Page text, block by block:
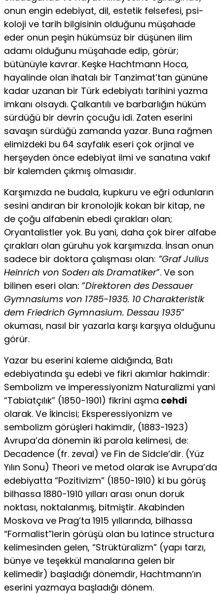
onun engin edebiyat, dil, estetik felsefesi, psi­
koloji ve tarih bilgisinin olduğunu müşahade
eder onun peşin hü­kümsüz bir düşünen ilim
adamı olduğunu müşahade edip, görür;
bütünüyle kavrar. Keşke Hachtmann Hoca,
hayalinde olan ihatalı bir Tanzimat’tan gününe
kadar uzanan bir Türk edebiyatı tarihini yazma
imkanı olsaydı. Çalkantılı ve barbarlığın hüküm
sürdüğü bir devrin çocuğu idi. Zaten eserini
savaşın sürdüğü zamanda ya­zar. Buna rağmen
elimizdeki bu 64 sayfalık eseri çok orjinal ve
herşeyden önce edebiyat ilmi ve sanatına vakıf
bir kalemden çık­mış olmasıdır.
Karşımızda ne budala, kupkuru ve eğri odunların
sesini andıran bir kronolojik kokan bir kitap, ne
de çoğu alfabenin ebedi çırakları olan;
Oryantalistler yok. Bu yani, daha çok birer alfabe
çırakları olan güruhu yok karşımızda. İnsan onun
sadece bir doktora çalışması olan: ”Graf Julius
Heinrich von Soderı als Dramatiker”. Ve son
bilinen eseri olan: ”Direktoren des Dessauer
Gymnasiums von 1785-1935. 10 Charakteristik
dem Friedrich Gymnasium. Dessau 1935”
okuması, nasıl bir yazarla karşı kar­şıya olduğunu
görür.
Yazar bu eserini kaleme aldığında, Batı
edebiyatında şu edebi ve fikri akımlar hakimdir:
Sembolizm ve imperessiyonizm Naturalizmi yani
“Tabiatçılık” (1850-1901) fikrini aşma cehdi
olarak. Ve İkincisi; Eksperessiyonizm ve
sembolizm görüşleri hakimdir, (1883-1923)
Avrupa’da dönemin iki parola kelimesi, de:
Decadence (fr. zeval) ve Fin de Sidcle’dir. (Yüz
Yılın Sonu) Theori ve metod olarak ise Avrupa’da
edebiyatta “Pozitivizm” (1850-1910) ki bu görüş
bilhassa 1880-1910 yılları arası onun doruk
noktası, noktalanmış, bitmiştir. Akabinden
Moskova ve Prag’ta 1915 yıllarında, bilhassa
“Formalist”lerin görüşü olan bu latince structura
kelimesinden gelen, “Strüktüralizm” (yapı tarzı,
bünye ve teşekkül manalarına gelen bir
kelimedir) başladığı dö­nemdir, Hachtmann’ın
eserini yazmaya başladığı dönem.